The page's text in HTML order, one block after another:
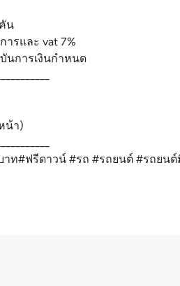
น
ารและ vat 7%
นการเงินกำหนด
น้า)
าท#ฟรีดาวน์ #รถ #รถยนต์ #รถยน